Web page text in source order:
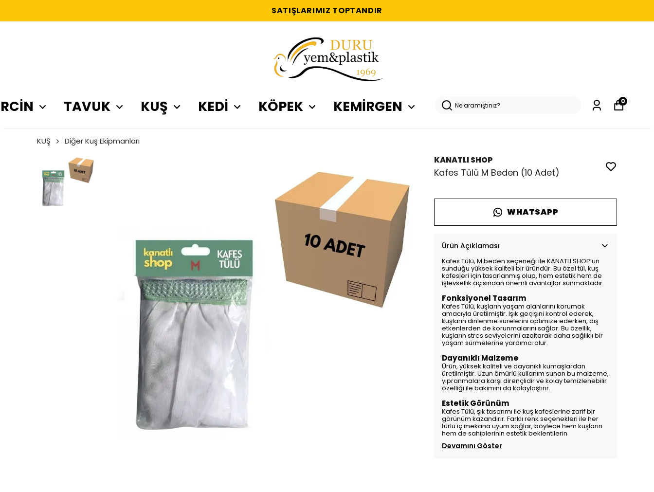
SATIŞLARIMIZ TOPTANDIR
TAVUK KUŞ KEDİ KÖPEK KEMİRGEN 0
KUŞ Diğer Kuş Ekipmanları
KANATLI SHOP
Kafes Tülü M Beden (10 Adet)
WHATSAPP
Ürün Açıklaması
Kafes Tülü, M beden seçeneği ile KANATLI SHOP’un
sunduğu yüksek kaliteli bir üründür. Bu özel tül, kuş
kafesleri için tasarlanmış olup, hem estetik hem de
işlevsellik açısından önemli avantajlar sunmaktadır.
Fonksiyonel Tasarım
Kafes Tülü, kuşların yaşam alanlarını korumak
amacıyla üretilmiştir. Işık geçişini kontrol ederek,
kuşların dinlenme sürelerini optimize ederken, dış
etkenlerden de korunmalarını sağlar. Bu özellik,
kuşların stres seviyelerini azaltarak daha sağlıklı bir
yaşam sürmelerine yardımcı olur.
Dayanıklı Malzeme
Ürün, yüksek kaliteli ve dayanıklı kumaşlardan
üretilmiştir. Uzun ömürlü kullanım sunan bu malzeme,
yıpranmalara karşı dirençlidir ve kolay temizlenebilir
özelliği ile bakımını da kolaylaştırır.
Estetik Görünüm
Kafes Tülü, şık tasarımı ile kuş kafeslerine zarif bir
görünüm kazandırır. Farklı renk seçenekleri ile her
türlü iç mekana uyum sağlar, böylece hem kuşların
hem de sahiplerinin estetik beklentilerin
Devamını Göster